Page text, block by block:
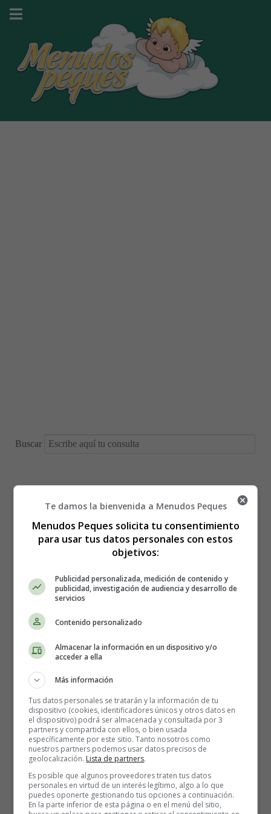
Buscar
Está aquí:Inicio
Recursos Educativos
Láminas para Colorear
Bíblicos - Religiosos
Abrahán - Colorear Dibujos Bíblicos 03
Abrahán - Colorear
Dibujos Bíblicos 03
Te damos la bienvenida a Menudos Peques
Menudos Peques solicita tu consentimiento
para usar tus datos personales con estos
objetivos:
Publicidad personalizada, medición de contenido y
publicidad, investigación de audiencia y desarrollo de
servicios
Contenido personalizado
Almacenar la información en un dispositivo y/o
acceder a ella
Más información
Tus datos personales se tratarán y la información de tu
dispositivo (cookies, identificadores únicos y otros datos en
el dispositivo) podrá ser almacenada y consultada por 3
partners y compartida con ellos, o bien usada
específicamente por este sitio. Tanto nosotros como
nuestros partners podemos usar datos precisos de
geolocalización. Lista de partners.
Es posible que algunos proveedores traten tus datos
personales en virtud de un interés legítimo, algo a lo que
puedes oponerte gestionando tus opciones a continuación.
En la parte inferior de esta página o en el menú del sitio,